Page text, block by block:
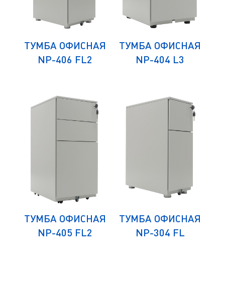
ТУМБА ОФИСНАЯ
NP-406 FL2
ТУМБА ОФИСНАЯ
NP-405 FL2
ТУМБА ОФИСНАЯ
NP-404 L3
ТУМБА ОФИСНАЯ
NP-304 FL